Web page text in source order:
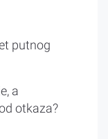
putnog
a
otkaza?